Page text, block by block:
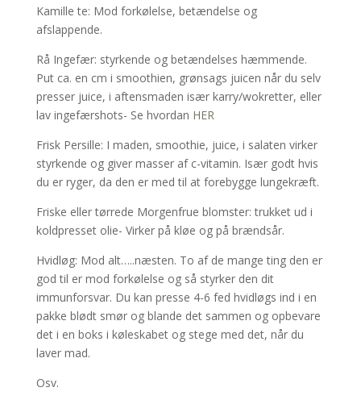
Kamille te: Mod forkølelse, betændelse og
afslappende.
Rå Ingefær: styrkende og betændelses hæmmende.
Put ca. en cm i smoothien, grønsags juicen når du selv
presser juice, i aftensmaden især karry/wokretter, eller
lav ingefærshots- Se hvordan HER
Frisk Persille: I maden, smoothie, juice, i salaten virker
styrkende og giver masser af c-vitamin. Især godt hvis
du er ryger, da den er med til at forebygge lungekræft.
Friske eller tørrede Morgenfrue blomster: trukket ud i
koldpresset olie- Virker på kløe og på brændsår.
Hvidløg: Mod alt…..næsten. To af de mange ting den er
god til er mod forkølelse og så styrker den dit
immunforsvar. Du kan presse 4-6 fed hvidløgs ind i en
pakke blødt smør og blande det sammen og opbevare
det i en boks i køleskabet og stege med det, når du
laver mad.
Osv.